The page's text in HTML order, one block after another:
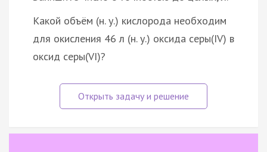
Какой объём (н. у.) кислорода необходим
для окисления 46 л (н. у.) оксида серы(IV) в
оксид серы(VI)?